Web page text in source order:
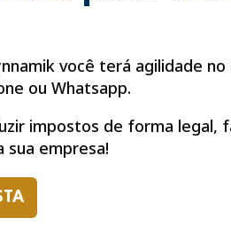
você terá agilidade
ou Whatsapp.
impostos de forma legal,
empresa!